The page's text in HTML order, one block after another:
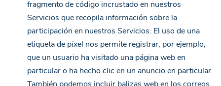
fragmento de código incrustado en nuestros
Servicios que recopila información sobre la
participación en nuestros Servicios. El uso de una
etiqueta de píxel nos permite registrar, por ejemplo,
que un usuario ha visitado una página web en
particular o ha hecho clic en un anuncio en particular.